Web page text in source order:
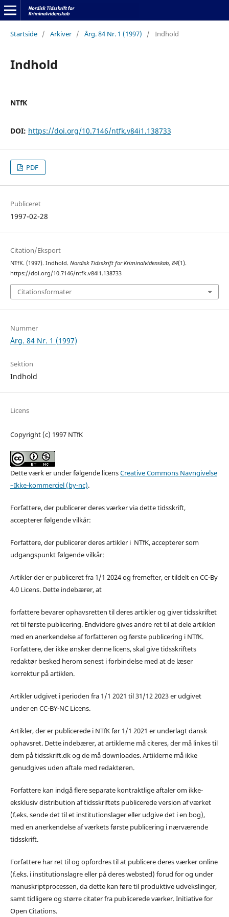
Startside / Arkiver / Årg. 84 Nr. 1 (1997) / Indhold
Indhold
NTfK
DOI: https://doi.org/10.7146/ntfk.v84i1.138733
PDF
Publiceret
1997-02-28
Citation/Eksport
NTfK. (1997). Indhold. Nordisk Tidsskrift for Kriminalvidenskab, 84(1).
https://doi.org/10.7146/ntfk.v84i1.138733
Citationsformater
Nummer
Årg. 84 Nr. 1 (1997)
Sektion
Indhold
Licens
Copyright (c) 1997 NTfK
Dette værk er under følgende licensCreative Commons Navngivelse
–Ikke-kommerciel (by-nc).
Forfattere, der publicerer deres værker via dette tidsskrift,
accepterer følgende vilkår:
Forfattere, der publicerer deres artikler i NTfK, accepterer som
udgangspunkt følgende vilkår:
Artikler der er publiceret fra 1/1 2024 og fremefter, er tildelt en CC-By
4.0 Licens. Dette indebærer, at
forfattere bevarer ophavsretten til deres artikler og giver tidsskriftet
ret til første publicering. Endvidere gives andre ret til at dele artiklen
med en anerkendelse af forfatteren og første publicering i NTfK.
Forfattere, der ikke ønsker denne licens, skal give tidsskriftets
redaktør besked herom senest i forbindelse med at de læser
korrektur på artiklen.
Artikler udgivet i perioden fra 1/1 2021 til 31/12 2023 er udgivet
under en CC-BY-NC Licens.
Artikler, der er publicerede i NTfK før 1/1 2021 er underlagt dansk
ophavsret. Dette indebærer, at artiklerne må citeres, der må linkes til
dem på tidsskrift.dk og de må downloades. Artiklerne må ikke
genudgives uden aftale med redaktøren.
Forfattere kan indgå flere separate kontraktlige aftaler om ikke-
eksklusiv distribution af tidsskriftets publicerede version af værket
(f.eks. sende det til et institutionslager eller udgive det i en bog),
med en anerkendelse af værkets første publicering i nærværende
tidsskrift.
Forfattere har ret til og opfordres til at publicere deres værker online
(f.eks. i institutionslagre eller på deres websted) forud for og under
manuskriptprocessen, da dette kan føre til produktive udvekslinger,
samt tidligere og større citater fra publicerede værker. Initiative for
Open Citations.